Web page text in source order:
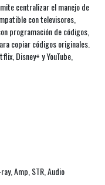
centralizar el manejo de
con televisores,
programación de códigos,
copiar códigos originales.
Disney+ y YouTube,
Amp, STR, Audio